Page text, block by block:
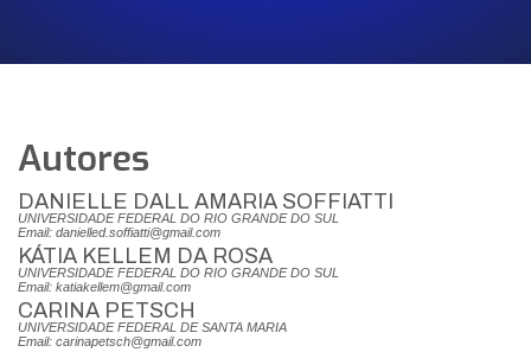
Autores
DANIELLE DALL AMARIA SOFFIATTI
UNIVERSIDADE FEDERAL DO RIO GRANDE DO SUL
Email: danielled.soffiatti@gmail.com
KÁTIA KELLEM DA ROSA
UNIVERSIDADE FEDERAL DO RIO GRANDE DO SUL
Email: katiakellem@gmail.com
CARINA PETSCH
UNIVERSIDADE FEDERAL DE SANTA MARIA
Email: carinapetsch@gmail.com